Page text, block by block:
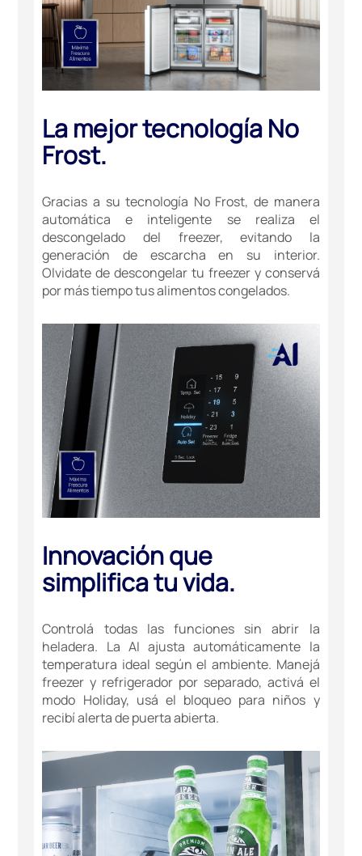
La mejor tecnología No
Frost.
Gracias a su tecnología No Frost, de manera
automática e inteligente se realiza el
descongelado del freezer, evitando la
generación de escarcha en su interior.
Olvidate de descongelar tu freezer y conservá
por más tiempo tus alimentos congelados.
Innovación que
simplifica tu vida.
Controlá todas las funciones sin abrir la
heladera. La AI ajusta automáticamente la
temperatura ideal según el ambiente. Manejá
freezer y refrigerador por separado, activá el
modo Holiday, usá el bloqueo para niños y
recibí alerta de puerta abierta.